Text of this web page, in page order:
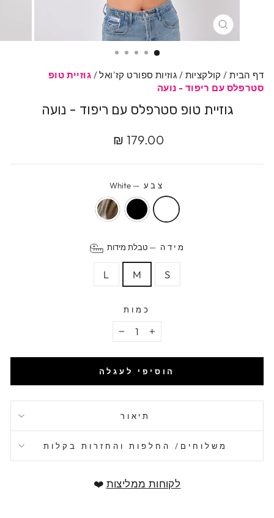
סגרי
דף הבית / קולקציות / גוזיות ספורט קז'ואל/ גוזיית טופ
סטרפלס עם ריפוד - נועה
גוזיית טופ סטרפלס עם ריפוד - נועה
מחיר
179.00 ₪
צבע—
White
מידה—טבלת מידות
S
M
L
כמות
− +
הוסיפי לעגלה
תיאור
משלוחים/ החלפות והחזרות בקלות
לקוחות ממליצות ❤️